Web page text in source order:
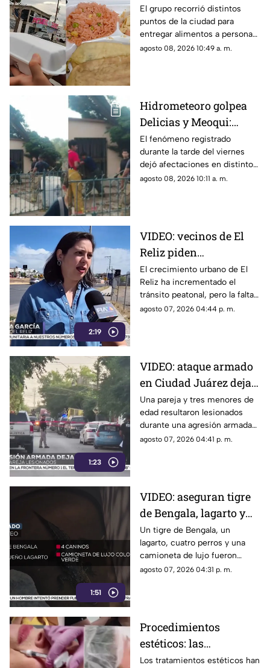
Chihuahua para
repartir comida y se
viralizan
El grupo recorrió distintos
puntos de la ciudad para
entregar alimentos a personas
que trabajan o permanecen en
agosto 08, 2026 10:49 a. m.
Hidrometeoro golpea
Delicias y Meoqui:
derriba árboles, postes
y causa daños en
viviendas
El fenómeno registrado
durante la tarde del viernes
dejó afectaciones en distintos
puntos de Delicias y Meoqui,
agosto 08, 2026 10:11 a. m.
2:19
VIDEO: vecinos de El
Reliz piden
construcción de
banquetas ante riesgo
para peatones
El crecimiento urbano de El
Reliz ha incrementado el
tránsito peatonal, pero la falta
de banquetas obliga a
agosto 07, 2026 04:44 p. m.
1:23
VIDEO: ataque armado
en Ciudad Juárez deja
cinco personas
heridas, entre ellos tres
menores
Una pareja y tres menores de
edad resultaron lesionados
durante una agresión armada
registrada en el
agosto 07, 2026 04:41 p. m.
1:51
VIDEO: aseguran tigre
de Bengala, lagarto y
perros exóticos durante
cateo en Ciudad Juárez
Un tigre de Bengala, un
lagarto, cuatro perros y una
camioneta de lujo fueron
asegurados durante un
agosto 07, 2026 04:31 p. m.
Procedimientos
estéticos: las
recomendaciones antes
Los tratamientos estéticos han